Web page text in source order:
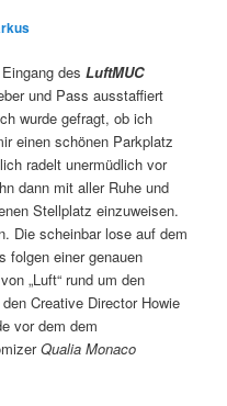
desLuftMUC
und Pass ausstaffiert
wurde gefragt, ob ich
einen schönen Parkplatz
radelt unermüdlich vor
dann mit aller Ruhe und
Stellplatz einzuweisen.
Die scheinbar lose auf dem
folgen einer genauen
„Luft“ rund um den
Creative Director Howie
vor dem dem
Qualia Monaco